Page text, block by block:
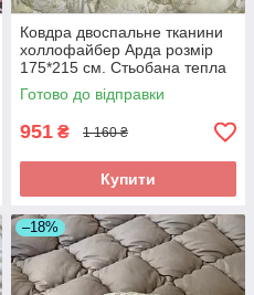
Ковдра двоспальне тканини
холлофайбер Арда розмір
175*215 см. Стьобана тепла
ковдра
Готово до відправки
951 ₴ 1 160 ₴
Купити
–18%